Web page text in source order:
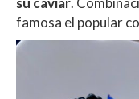
famosa el popular